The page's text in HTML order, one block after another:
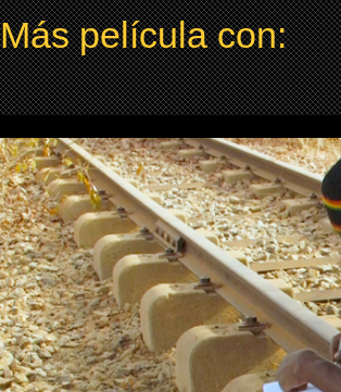
Más película con: